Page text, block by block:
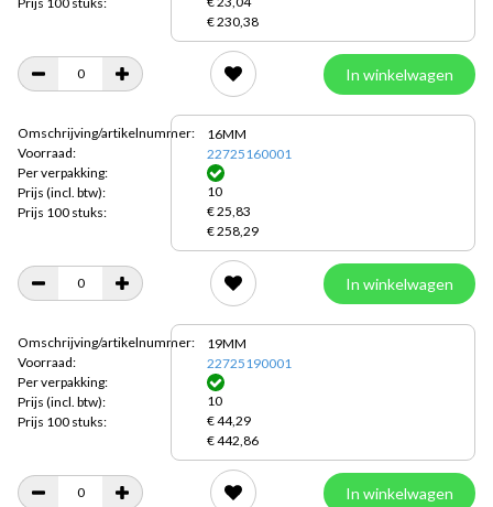
€ 230,38
In winkelwagen
Omschrijving/artikelnummer:
Voorraad:
Per verpakking:
Prijs (incl. btw):
Prijs 100 stuks:
16MM
22725160001
10
€ 25,83
€ 258,29
In winkelwagen
Omschrijving/artikelnummer:
Voorraad:
Per verpakking:
Prijs (incl. btw):
Prijs 100 stuks:
19MM
22725190001
10
€ 44,29
€ 442,86
In winkelwagen